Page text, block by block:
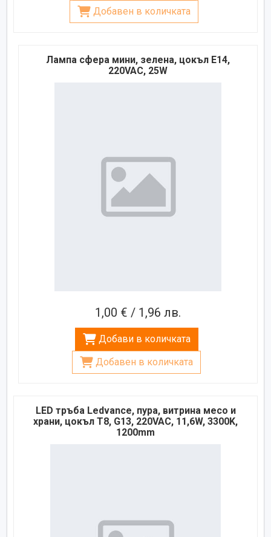
Добавен в количката
Лампа сфера мини, зелена, цокъл E14,
220VAC, 25W
1,00 € / 1,96 лв.
Добави в количката
Добавен в количката
LED тръба Ledvance, пура, витрина месо и
храни, цокъл T8, G13, 220VAC, 11,6W, 3300K,
1200mm